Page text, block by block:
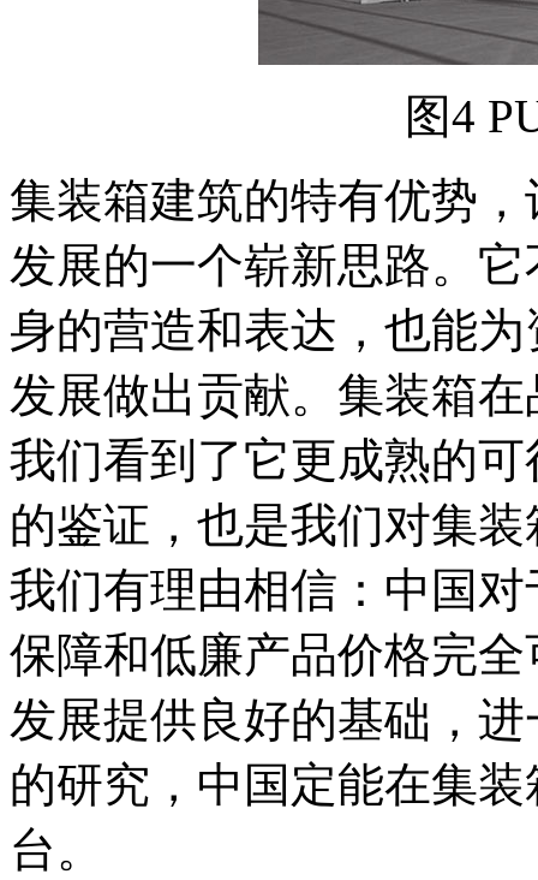
图4
集装箱建筑的特有优势
发展的一个崭新思路。
身的营造和表达，也能
发展做出贡献。集装箱
我们看到了它更成熟的
的鉴证，也是我们对集
我们有理由相信：中国
保障和低廉产品价格完
发展提供良好的基础，
的研究，中国定能在集
台。